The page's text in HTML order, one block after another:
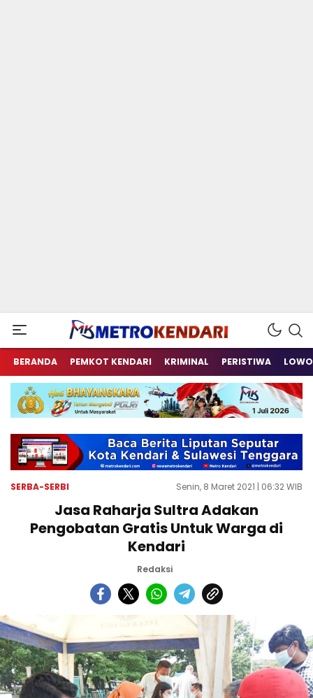
metrokendari
Berita Terkini Sulawesi Tenggara
BERANDA PEMKOT KENDARI KRIMINAL PERISTIWA
SERBA-SERBI Senin, 8 Maret 2021 | 06:32 WIB
Jasa Raharja Sultra Adakan
Pengobatan Gratis Untuk Warga di
Kendari
Redaksi